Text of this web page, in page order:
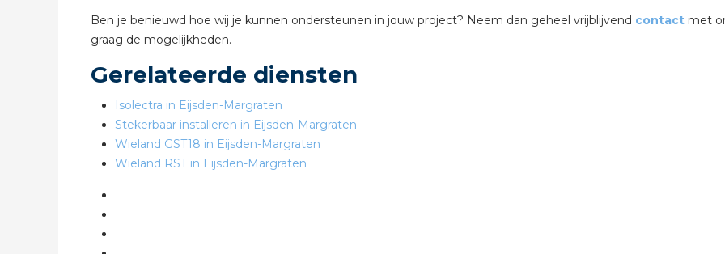
Ben je benieuwd hoe wij je kunnen ondersteunen in jouw project? Neem dan geheel vrijblijvend contact met
graag de mogelijkheden.
Gerelateerde diensten
Isolectra in Eijsden-Margraten
Stekerbaar installeren in Eijsden-Margraten
Wieland GST18 in Eijsden-Margraten
Wieland RST in Eijsden-Margraten